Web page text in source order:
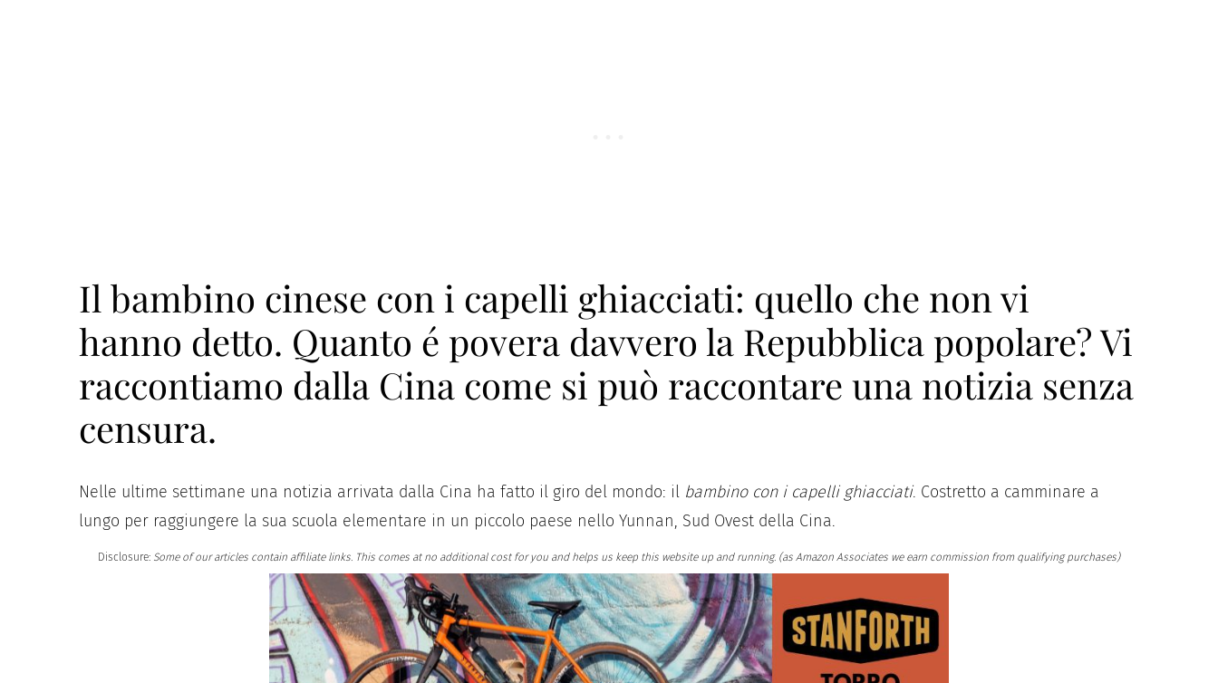
Il bambino cinese con i capelli ghiacciati: quello che non vi
hanno detto. Quanto é povera davvero la Repubblica popolare? Vi
raccontiamo dalla Cina come si può raccontare una notizia senza
censura.
Nelle ultime settimane una notizia arrivata dalla Cina ha fatto il giro del mondo: il bambino con i capelli ghiacciati. Costretto a camminare a
lungo per raggiungere la sua scuola elementare in un piccolo paese nello Yunnan, Sud Ovest della Cina.
Disclosure: Some of our articles contain affiliate links. This comes at no additional cost for you and helps us keep this website up and running. (as Amazon Associates we earn commission from qualifying purchases)